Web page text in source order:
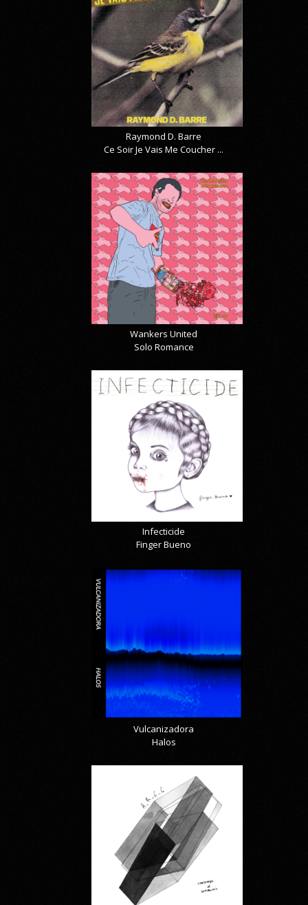
Raymond D. Barre
Ce Soir Je Vais Me Coucher ...
Wankers United
Solo Romance
Infecticide
Finger Bueno
Vulcanizadora
Halos